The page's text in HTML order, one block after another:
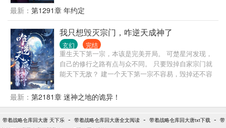
最新： 第1291章 年约定
我只想毁灭宗门，咋逆天成神了
玄幻 完结
重生天下第一宗，本该是完美开局。 可楚星河发现，
自己的修行之路有点与众不同。 只要毁掉自家宗门就
能天下无敌？ 建一个天下第一宗不容易，毁掉还不容
思，可每一次结果都让宗门变得更强是几个意思？ 无
数年后，武道最巅峰，楚星河看着在自己的“努力”下无
路所向披靡走到今日。 楚星河：“我要说我只想毁掉自
最新： 第2181章 迷神之地的诡异！
带着战略仓库回大唐 天下乐 - 带着战略仓库回大唐全文阅读 - 带着战略仓库回大唐txt下载 - 带